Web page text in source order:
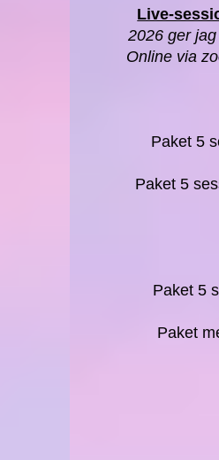
Live-
2026 ger
Online via
Paket 5
Paket 5
Paket 5
Paket